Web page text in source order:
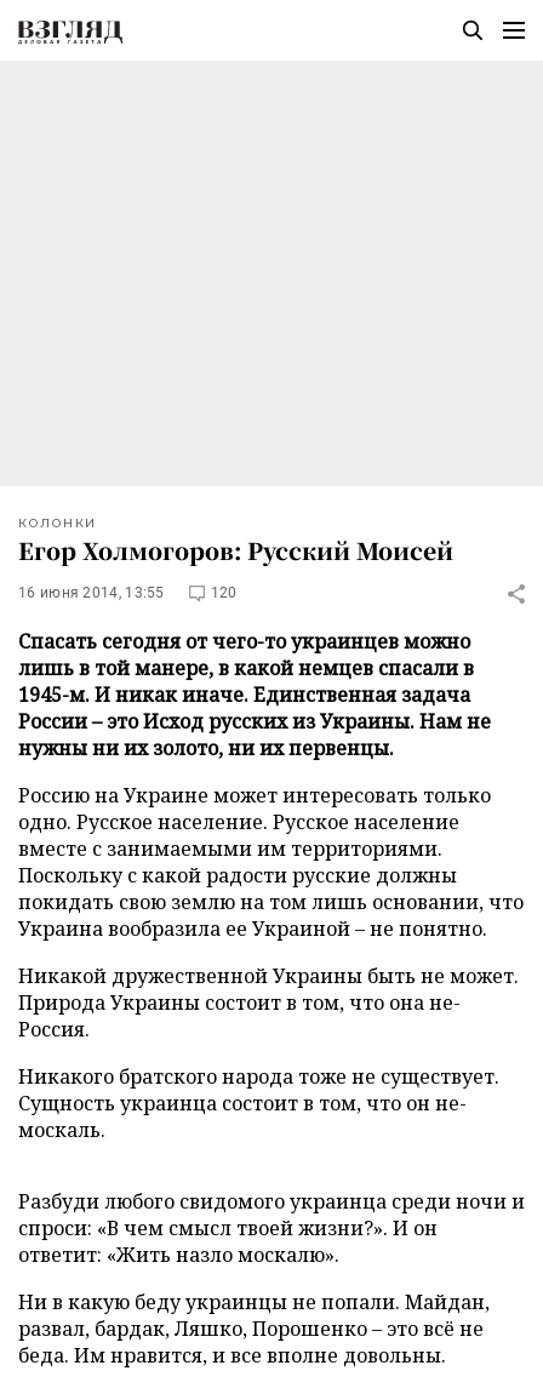
КОЛОНКИ
Егор Холмогоров: Русский Моисей
16 июня 2014, 13:55 120
Спасать сегодня от чего-то украинцев можно
лишь в той манере, в какой немцев спасали в
1945-м. И никак иначе. Единственная задача
России – это Исход русских из Украины. Нам не
нужны ни их золото, ни их первенцы.
Россию на Украине может интересовать только
одно. Русское население. Русское население
вместе с занимаемыми им территориями.
Поскольку с какой радости русские должны
покидать свою землю на том лишь основании, что
Украина вообразила ее Украиной – не понятно.
Никакой дружественной Украины быть не может.
Природа Украины состоит в том, что она не-
Россия.
Никакого братского народа тоже не существует.
Сущность украинца состоит в том, что он не-
москаль.
Разбуди любого свидомого украинца среди ночи и
спроси: «В чем смысл твоей жизни?». И он
ответит: «Жить назло москалю».
Ни в какую беду украинцы не попали. Майдан,
развал, бардак, Ляшко, Порошенко – это всё не
беда. Им нравится, и все вполне довольны.